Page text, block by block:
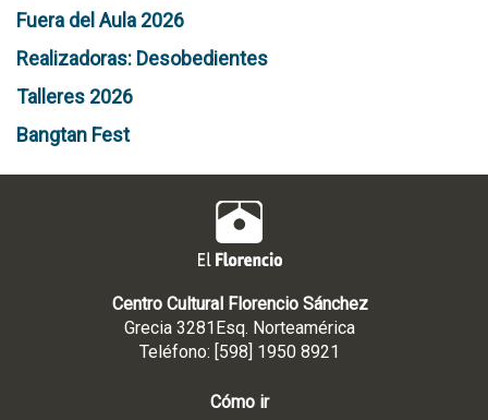
Fuera del Aula 2026
Realizadoras: Desobedientes
Talleres 2026
Bangtan Fest
Centro Cultural Florencio Sánchez
Grecia 3281Esq. Norteamérica
Teléfono: [598] 1950 8921
Cómo ir